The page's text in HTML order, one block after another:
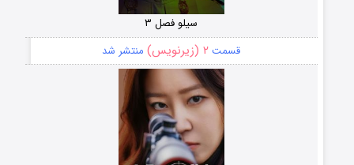
سیلو فصل ۳
قسمت ۲ (زیرنویس) منتشر شد